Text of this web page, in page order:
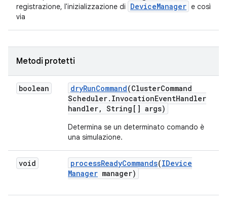
registrazione, l'inizializzazione di
DeviceManager e così
via
Metodi protetti
boolean dryRunCommand(ClusterCommand
Scheduler. InvocationEventHandler
handler, String[] args)
Determina se un determinato comando è
una simulazione.
void processReadyCommands(IDevice
Manager manager)